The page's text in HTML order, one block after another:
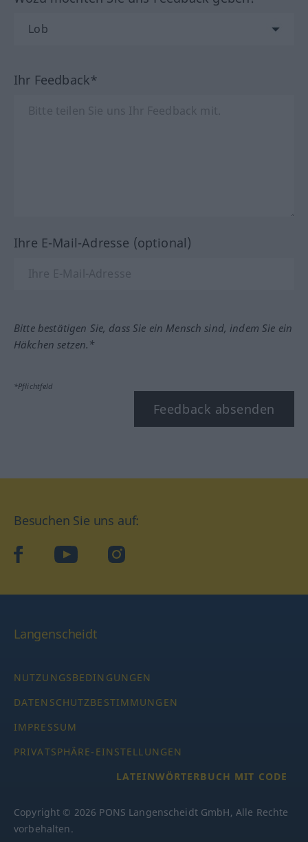
Ihr Feedback*
Ihre E-Mail-Adresse (optional)
Bitte bestätigen Sie, dass Sie ein Mensch sind, indem Sie ein
Häkchen setzen.*
*Pflichtfeld
Feedback absenden
Besuchen Sie uns auf:
facebookYouTube Instagram
Langenscheidt
NUTZUNGSBEDINGUNGEN
DATENSCHUTZBESTIMMUNGEN
IMPRESSUM
PRIVATSPHÄRE-EINSTELLUNGEN
LATEINWÖRTERBUCH MIT CODE
Copyright © 2026 PONS Langenscheidt GmbH, Alle Rechte
vorbehalten.